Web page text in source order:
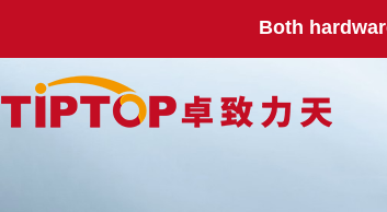
Both